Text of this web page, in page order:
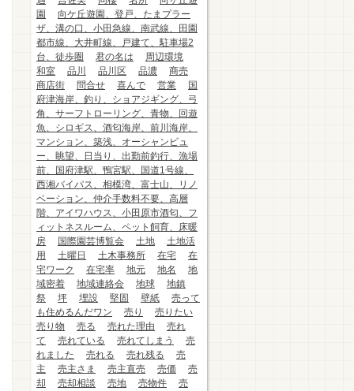
園
向ケ丘遊園、登戸、たまプラー
ザ、溝の口、小田急線、南武線、田園
都市線、大井町線、戸建て、駐車場2
台、徒歩圏
君の名は
周辺環境
和室
品川 品川区 品濃
商売
商店街
問合せ 喜んで 営業
国
府津海岸、釣り、ショアジギング、弓
角、サーフトローリング、青物、回遊
魚、シロギス、酒匂海岸、前川海岸、
マンション、築浅、オーシャンビュ
ー、眺望、日当り、出勤前釣行、漁場
前、国府津駅、鴨宮駅、国道1号線、
西湘バイパス、相模湾、富士山、リノ
ベーション、仲介手数料不要、高層
階、アイワハウス、小田原市酒匂、フ
ィットネスルーム、ペット飼育、床暖
房
国際園芸博覧会 土地
土地活
用
土曜日 土木事務所 在宅
在
宅ワーク
在宅率 地元 地名
地
域密着
地域連絡会 地球
地鎮
祭
坪 埋設 堅固 壁紙
売って
も住めるんだワン
売り
売りたい
売り物
売る 売れた理由
売れ
て
売れている 売れてしまう
売
れました
売れる 売れ残る
売
主
売主さま 売主直売 売価
売
却
売却相談 売地 売物件
売